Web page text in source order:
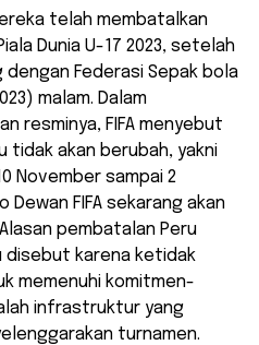
telah membatalkan
Dunia U-17 2023, setelah
dengan Federasi Sepak bola
malam. Dalam
resminya, FIFA menyebut
tidak akan berubah, yakni
November sampai 2
Dewan FIFA sekarang akan
pembatalan Peru
disebut karena ketidak
memenuhi komitmen-
infrastruktur yang
turnamen.